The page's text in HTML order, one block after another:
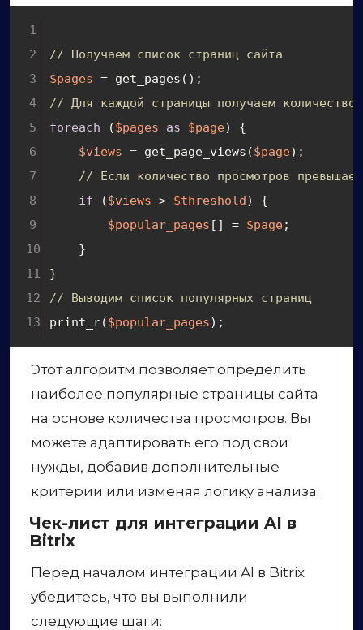
// Получаем список страниц сайта
$pages = get_pages();
// Для каждой страницы получаем количество
foreach ($pages as $page) {
$views = get_page_views($page);
// Если количество просмотров
if ($views > $threshold) {
$popular_pages [] = $page;
    }
}
// Выводим список популярных страниц
print_r($popular_pages);
Этот алгоритм позволяет определить
наиболее популярные страницы сайта
на основе количества просмотров. Вы
можете адаптировать его под свои
нужды, добавив дополнительные
критерии или изменяя логику анализа.
Чек-лист для интеграции AI в
Bitrix
Перед началом интеграции AI в Bitrix
убедитесь, что вы выполнили
следующие шаги: